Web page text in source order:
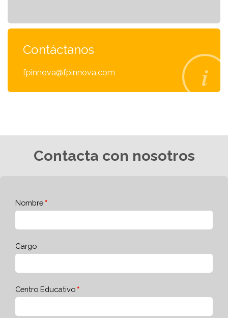
Contáctanos
fpinnova@fpinnova.com
Contacta con nosotros
Nombre
Cargo
Centro Educativo